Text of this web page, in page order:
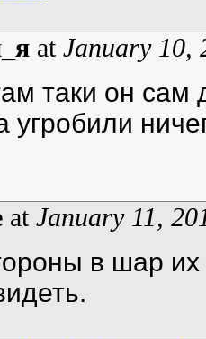
at January 10,
таки он сам
угробили
at January 11,
в шар